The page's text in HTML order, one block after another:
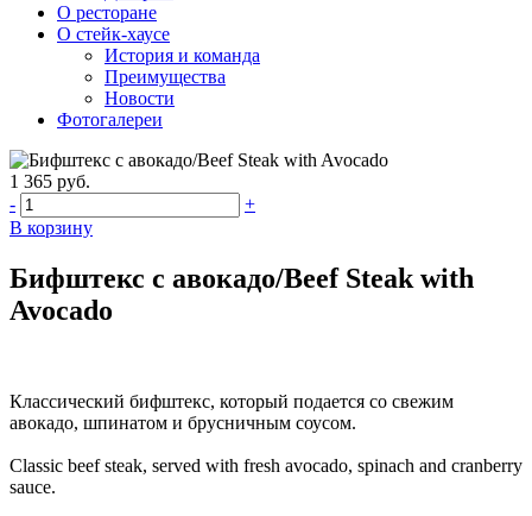
О ресторане
О стейк-хаусе
История и команда
Преимущества
Новости
Фотогалереи
1 365 руб.
-
+
В корзину
Бифштекс с авокадо/Beef Steak with
Avocado
Классический бифштекс, который подается со свежим
авокадо, шпинатом и брусничным соусом.
Classic beef steak, served with fresh avocado, spinach and cranberry
sauce.